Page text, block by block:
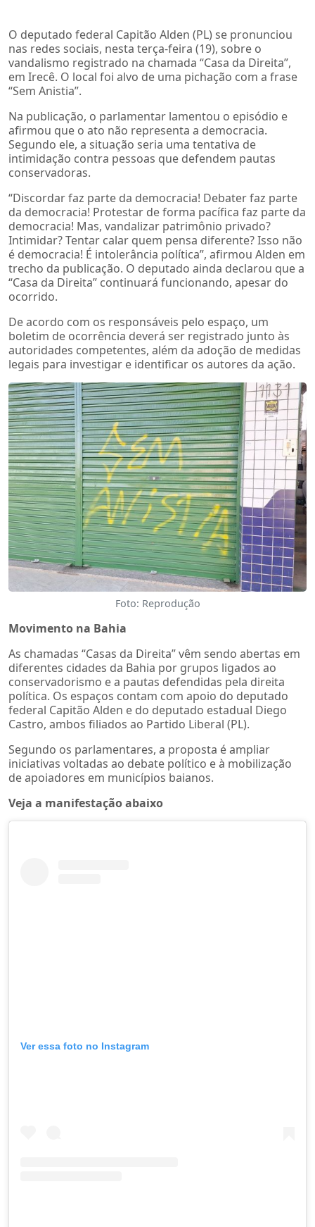
O deputado federal Capitão Alden (PL) se pronunciou
nas redes sociais, nesta terça-feira (19), sobre o
vandalismo registrado na chamada “Casa da Direita”,
em Irecê. O local foi alvo de uma pichação com a frase
“Sem Anistia”.
Na publicação, o parlamentar lamentou o episódio e
afirmou que o ato não representa a democracia.
Segundo ele, a situação seria uma tentativa de
intimidação contra pessoas que defendem pautas
conservadoras.
“Discordar faz parte da democracia! Debater faz parte
da democracia! Protestar de forma pacífica faz parte da
democracia! Mas, vandalizar patrimônio privado?
Intimidar? Tentar calar quem pensa diferente? Isso não
é democracia! É intolerância política”, afirmou Alden em
trecho da publicação. O deputado ainda declarou que a
“Casa da Direita” continuará funcionando, apesar do
ocorrido.
De acordo com os responsáveis pelo espaço, um
boletim de ocorrência deverá ser registrado junto às
autoridades competentes, além da adoção de medidas
legais para investigar e identificar os autores da ação.
Foto: Reprodução
Movimento na Bahia
As chamadas “Casas da Direita” vêm sendo abertas em
diferentes cidades da Bahia por grupos ligados ao
conservadorismo e a pautas defendidas pela direita
política. Os espaços contam com apoio do deputado
federal Capitão Alden e do deputado estadual Diego
Castro, ambos filiados ao Partido Liberal (PL).
Segundo os parlamentares, a proposta é ampliar
iniciativas voltadas ao debate político e à mobilização
de apoiadores em municípios baianos.
Veja a manifestação abaixo
Ver essa foto no Instagram